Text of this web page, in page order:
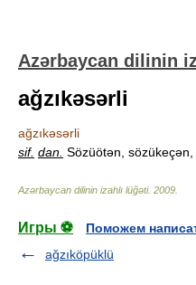
Azərbaycan dilinin
ağzıkəsərli
ağzıkəsərli
sif. dan. Sözüötən,
Azərbaycan dilinin izahlı lüğəti. 2009
Игры ⚽
Поможем
ağzıköpüklü